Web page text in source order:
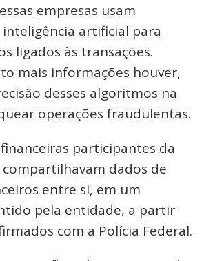
empresas usam
inteligência artificial para
ligados às transações.
mais informações houver,
desses algoritmos na
operações fraudulentas.
participantes da
compartilhavam dados de
entre si, em um
pela entidade, a partir
com a Polícia Federal.